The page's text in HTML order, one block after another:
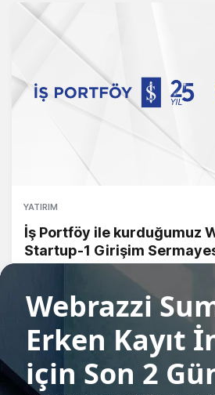
YATIRIM
İş Portföy ile kurduğumuz
Startup-1 Girişim
SPK onayını aldı
Arden Papuççiyan